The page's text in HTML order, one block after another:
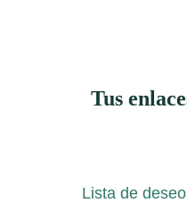
Tus
Lista de